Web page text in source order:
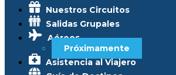
Nuestros Circuitos
Salidas Grupales
Aéreos
Próximamente
Asistencia al Viajero